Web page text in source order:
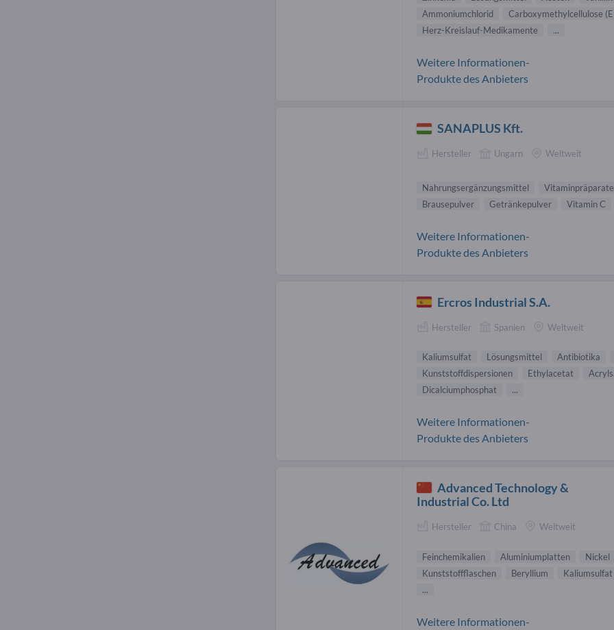
Ammoniumchlorid
Carboxymethylcellulose
Herz-Kreislauf-Medikamente
...
Weitere Informationen-
Produkte des Anbieters
SANAPLUS Kft.
Hersteller Ungarn Weltweit
Nahrungsergänzungsmittel Vitaminpräparate
Brausepulver
Getränkepulver Vitamin C
Weitere Informationen-
Produkte des Anbieters
Ercros Industrial S.A.
Hersteller Spanien Weltweit
Kaliumsulfat Lösungsmittel Antibiotika
Kunststoffdispersionen
Ethylacetat
Dicalciumphosphat
...
Weitere Informationen-
Produkte des Anbieters
Advanced Technology &
Industrial Co. Ltd
Hersteller China Weltweit
Feinchemikalien Aluminiumplatten Nickel
Kunststoffflaschen
Beryllium Kaliumsulfat
...
Weitere Informationen-